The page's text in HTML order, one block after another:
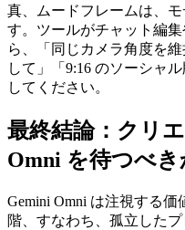
真、ムードフレームは、
す。ツールがチャット編
ら、「同じカメラ角度を
して」「9:16 のソーシャ
してください。
最終結論：クリ
Omni を待つべき
Gemini Omni は注視する
階、すなわち、孤立した